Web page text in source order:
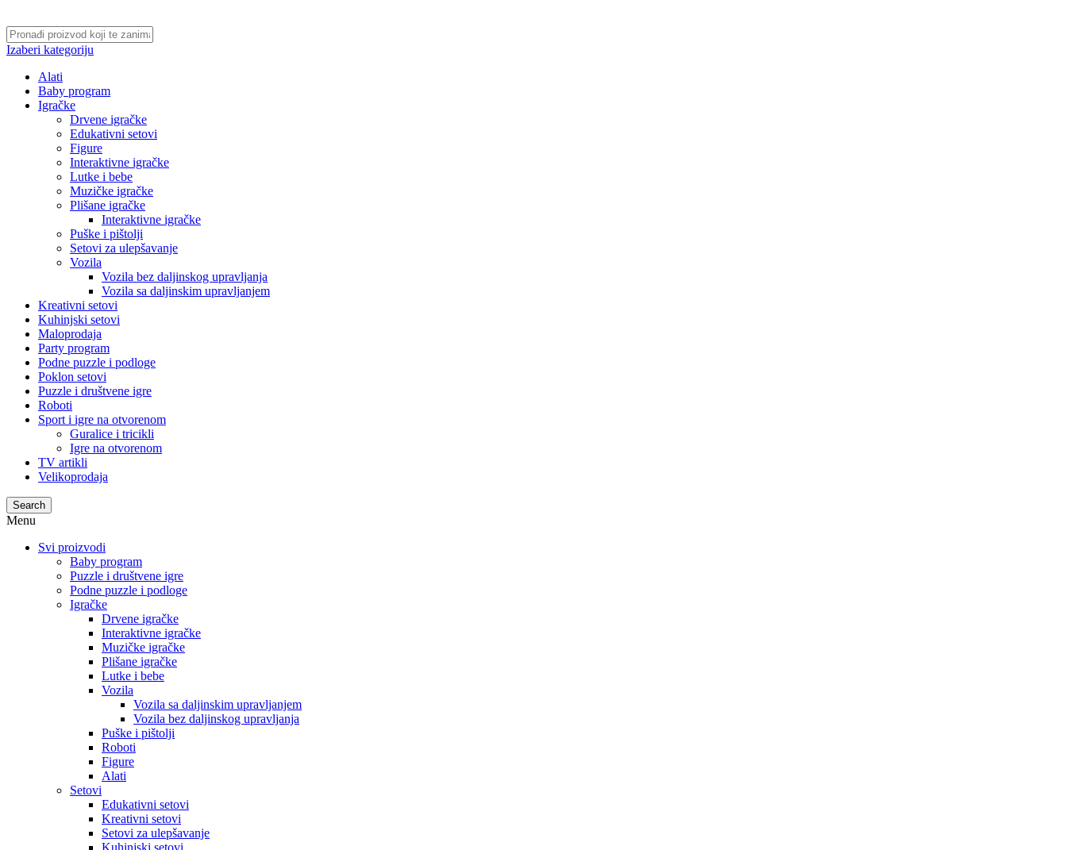
Izaberi kategoriju
Alati
Baby program
Igračke
Drvene igračke
Edukativni setovi
Figure
Interaktivne igračke
Lutke i bebe
Muzičke igračke
Plišane igračke
Interaktivne igračke
Puške i pištolji
Setovi za ulepšavanje
Vozila
Vozila bez daljinskog upravljanja
Vozila sa daljinskim upravljanjem
Kreativni setovi
Kuhinjski setovi
Maloprodaja
Party program
Podne puzzle i podloge
Poklon setovi
Puzzle i društvene igre
Roboti
Sport i igre na otvorenom
Guralice i tricikli
Igre na otvorenom
TV artikli
Velikoprodaja
Search
Menu
Svi proizvodi
Baby program
Puzzle i društvene igre
Podne puzzle i podloge
Igračke
Drvene igračke
Interaktivne igračke
Muzičke igračke
Plišane igračke
Lutke i bebe
Vozila
Vozila sa daljinskim upravljanjem
Vozila bez daljinskog upravljanja
Puške i pištolji
Roboti
Figure
Alati
Setovi
Edukativni setovi
Kreativni setovi
Setovi za ulepšavanje
Kuhinjski setovi